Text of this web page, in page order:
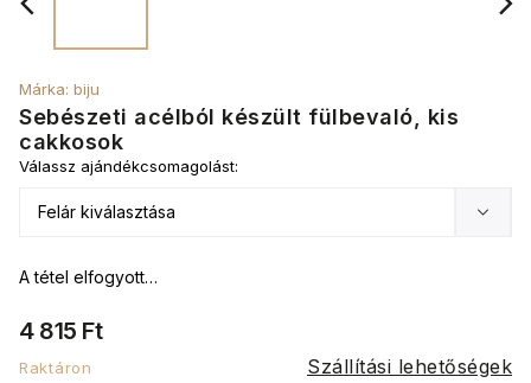
Sebészeti acélból készült fülbevaló, kis
cakkosok
Márka: biju
4 815 Ft
Raktáron Szállítási lehetőségek
Válassz ajándékcsomagolást:
A tétel elfogyott…